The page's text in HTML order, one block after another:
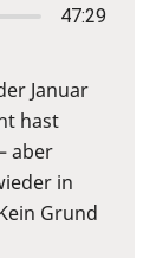
47:29
Januar
hast
aber
in
Grund